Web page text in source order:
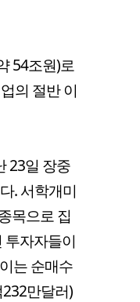
54조원)로
의 절반 이
23일 장중
. 서학개미
목으로 집
투자자들이
는 순매수
232만달러)